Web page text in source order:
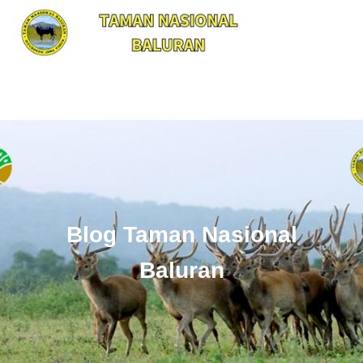
Blog Taman Nasional
Baluran